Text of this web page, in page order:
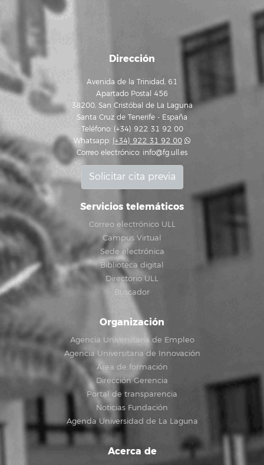
Dirección
Avenida de la Trinidad, 61
Apartado Postal 456
38200, San Cristóbal de La Laguna
Santa Cruz de Tenerife - España
Teléfono: (+34) 922 31 92 00
Whatsapp: (+34) 922 31 92 00
Correo electrónico: info@fg.ull.es
Solicitar cita previa
Servicios telemáticos
Correo electrónico ULL
Campus Virtual
Sede electrónica
Biblioteca digital
Directorio ULL
Buscador
Organización
Agencia Universitaria de Empleo
Agencia Universitaria de Innovación
Área de formación
Dirección Gerencia
Portal de transparencia
Noticias Fundación
Agenda Universidad de La Laguna
Acerca de